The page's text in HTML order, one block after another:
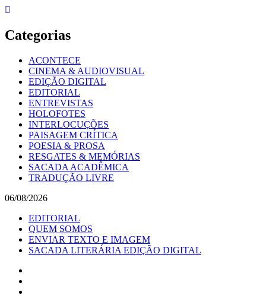
Skip
content
Categorias
ACONTECE
CINEMA & AUDIOVISUAL
EDIÇÃO DIGITAL
EDITORIAL
ENTREVISTAS
HOLOFOTES
INTERLOCUÇÕES
PAISAGEM CRÍTICA
POESIA & PROSA
RESGATES & MEMÓRIAS
SACADA ACADÊMICA
TRADUÇÃO LIVRE
06/08/2026
EDITORIAL
QUEM SOMOS
ENVIAR TEXTO E IMAGEM
SACADA LITERÁRIA EDIÇÃO DIGITAL